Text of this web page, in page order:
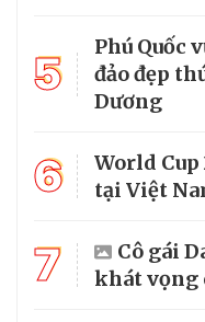
5
Phú Quốc
đảo đẹp
Dương
6
World
tại Việt
7
Cô gái
khát vọng